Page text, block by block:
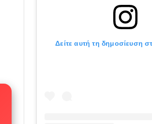
Δείτε αυτή τη δημοσίευση